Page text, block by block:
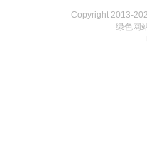
Copyright 2013-
绿色网